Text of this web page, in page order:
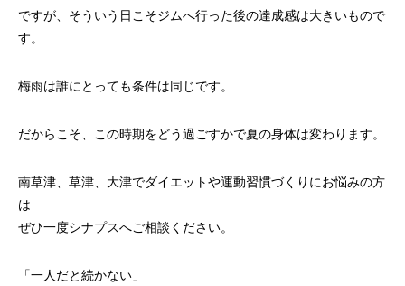
ですが、そういう日こそジムへ行った後の達成感は大きいもので
す。
梅雨は誰にとっても条件は同じです。
だからこそ、この時期をどう過ごすかで夏の身体は変わります。
南草津、草津、大津でダイエットや運動習慣づくりにお悩みの方
は
ぜひ一度シナプスへご相談ください。
「一人だと続かない」